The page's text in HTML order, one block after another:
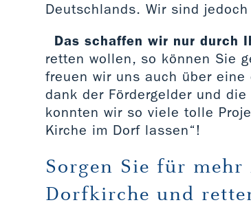
Deutschlands. Wir sind
Das schaffen wir nur durch
retten wollen, so können Sie
freuen wir uns auch über eine
dank der Fördergelder und
konnten wir so viele tolle
Kirche im Dorf lassen“!
Sorgen Sie für
Dorfkirche und